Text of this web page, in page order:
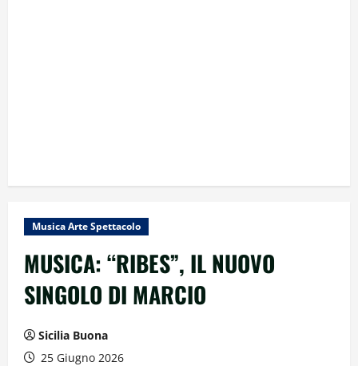
Musica Arte Spettacolo
MUSICA: “RIBES”, IL NUOVO
SINGOLO DI MARCIO
Sicilia Buona
25 Giugno 2026